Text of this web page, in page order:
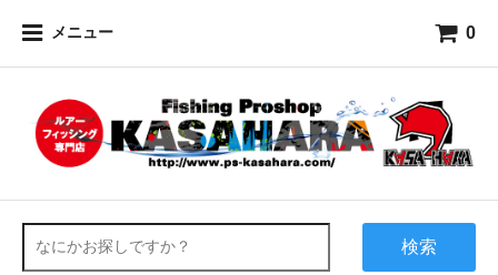
メニュー 0
検索